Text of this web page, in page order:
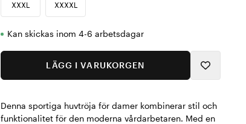
XXXL XXXXL
Kan skickas inom 4-6 arbetsdagar
LÄGG I VARUKORGEN
Denna sportiga huvtröja för damer kombinerar stil och
funktionalitet för den moderna vårdarbetaren. Med en